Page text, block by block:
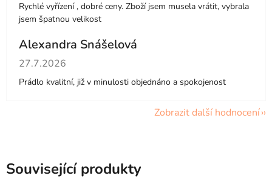
Rychlé vyřízení , dobré ceny. Zboží jsem musela vrátit, vybrala
jsem špatnou velikost
Alexandra Snášelová
Hodnocení obchodu je 5 z 5 hvězdiček.
27.7.2026
Prádlo kvalitní, již v minulosti objednáno a spokojenost
Zobrazit další hodnocení
Související produkty